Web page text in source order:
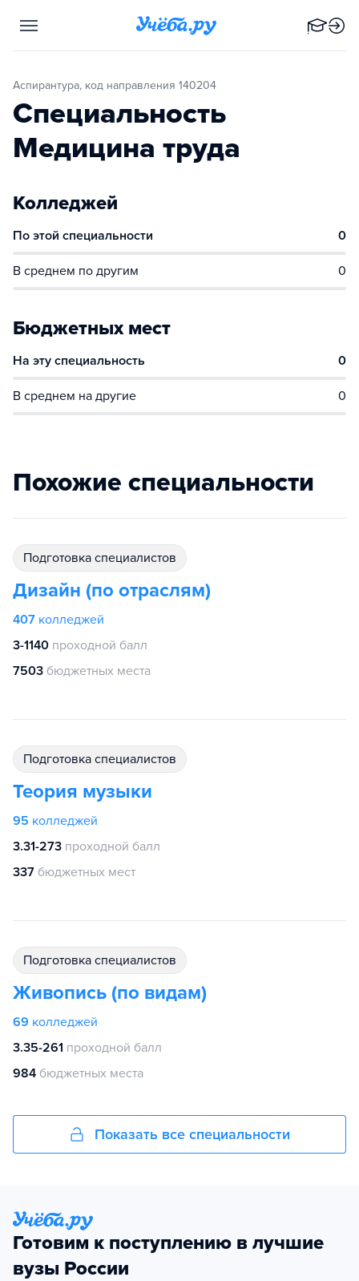
Аспирантура, код направления 140204
Специальность
Медицина труда
Колледжей
По этой специальности 0
В среднем по другим 0
Бюджетных мест
На эту специальность 0
В среднем на другие 0
Похожие специальности
подготовка специалистов
Дизайн (по отраслям)
407 колледжей
3-1140 проходной балл
7503 бюджетных места
подготовка специалистов
Теория музыки
95 колледжей
3.31-273 проходной балл
337 бюджетных мест
подготовка специалистов
Живопись (по видам)
69 колледжей
3.35-261 проходной балл
984 бюджетных места
Показать все специальности
Готовим к поступлению в лучшие
вузы России